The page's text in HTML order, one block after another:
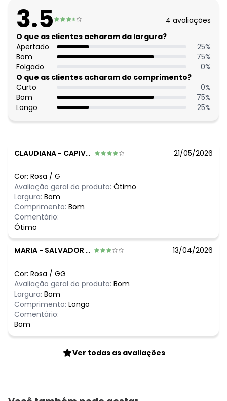
Complemento: Alças com regulador. bolsos laterais
Comprimento: Longo
Material: Tecido Plano
Estação: Ano Inteiro
Situação de Uso: Casual
Composição Material: 97% Poliéster, 3% Elastano
3.5 4 avaliações
O que as clientes acharam da largura?
Apertado
25%
Bom
75%
Folgado
0%
O que as clientes acharam do comprimento?
Curto
0%
Bom
75%
Longo
25%
CLAUDIANA - CAPIVARI - SP 21/05/2026
Cor: Rosa / G
Avaliação geral do produto: Ótimo
Largura: Bom
Comprimento: Bom
Comentário:
Ótimo
MARIA - SALVADOR - BA 13/04/2026
Cor: Rosa / GG
Avaliação geral do produto: Bom
Largura: Bom
Comprimento: Longo
Comentário:
Bom
Ver todas as avaliações